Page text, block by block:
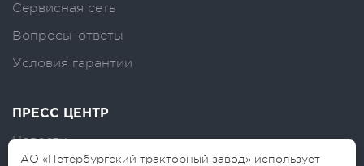
Сервисная сеть
Вопросы-ответы
Условия гарантии
ПРЕСС ЦЕНТР
Новости
АО «Петербургский тракторный завод» использует